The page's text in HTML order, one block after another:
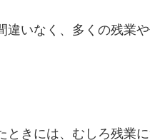
違いなく、多くの残業
ときには、むしろ残業